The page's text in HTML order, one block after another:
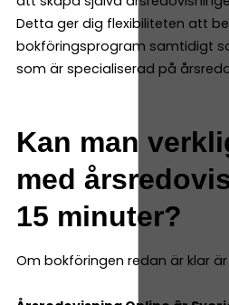
Detta ger dig flexibiliteten att
bokföringsprogram samtidigt
som är specialiserad på
Kan man
med
15 minuter?
Om bokföringen redan är klar